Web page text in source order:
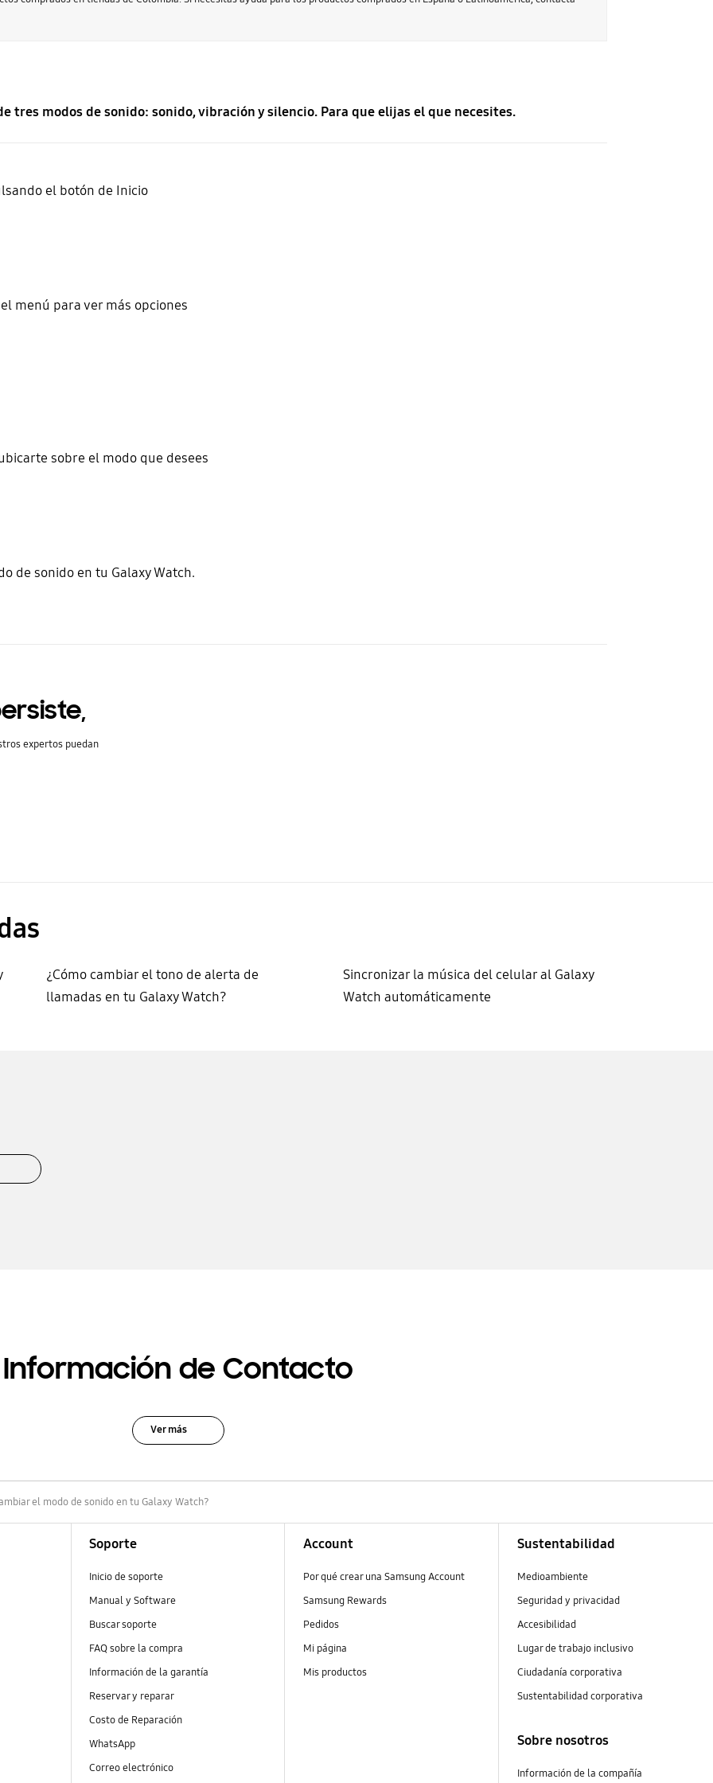
tres modos de sonido: sonido, vibración y silencio. Para que elijas el que necesites.
el botón de Inicio
menú para ver más opciones
sobre el modo que desees
de sonido en tu Galaxy Watch.
expertos puedan
¿Cómo cambiar el tono de alerta de
llamadas en tu Galaxy Watch?
Sincronizar la música del celular al Galaxy
Watch automáticamente
Información de Contacto
Ver más
el modo de sonido en tu Galaxy Watch?
Soporte
Inicio de soporte
Manual y Software
Buscar soporte
FAQ sobre la compra
Información de la garantía
Reservar y reparar
Costo de Reparación
WhatsApp
Correo electrónico
Account
Por qué crear una Samsung Account
Samsung Rewards
Pedidos
Mi página
Mis productos
Sustentabilidad
Medioambiente
Seguridad y privacidad
Accesibilidad
Lugar de trabajo inclusivo
Ciudadanía corporativa
Sustentabilidad corporativa
Sobre nosotros
Información de la compañía